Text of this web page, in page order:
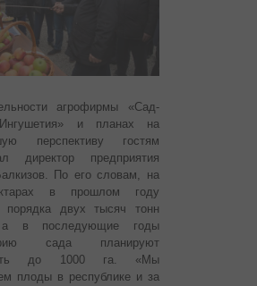
агрофирмы «Сад-
Ингушетия» и планах на
перспективу гостям
директор предприятия
По его словам, на
в прошлом году
порядка двух тысяч тонн
а в последующие годы
сада планируют
до 1000 га. «Мы
плоды в республике и за